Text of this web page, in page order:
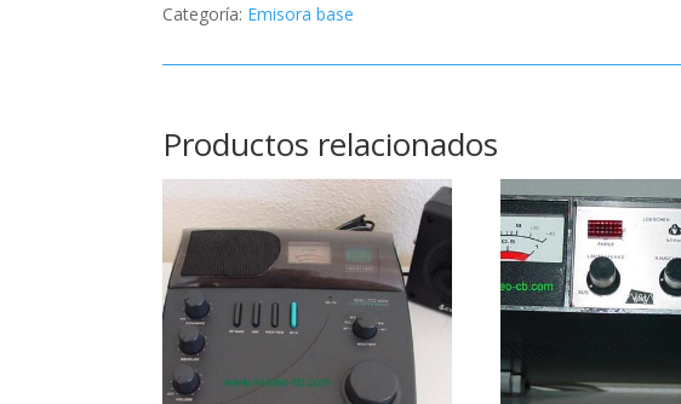
Categoría: Emisora base
Productos relacionados